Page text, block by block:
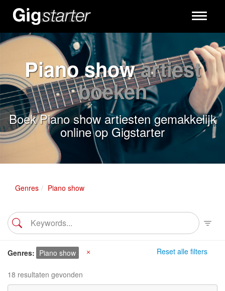
Toggle
Piano showartiest
boeken
Boek Piano show artiesten gemakkelijk
online op Gigstarter
Genres Piano show
Reset alle filters
Genres Piano show
18 resultaten gevonden